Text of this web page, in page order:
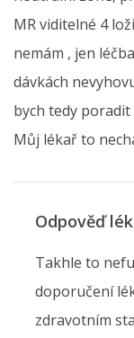
MR viditelné 4
nemám , jen
dávkách
bych tedy
Můj lékař to
Odpověď
Takhle to
doporučení
zdravotním